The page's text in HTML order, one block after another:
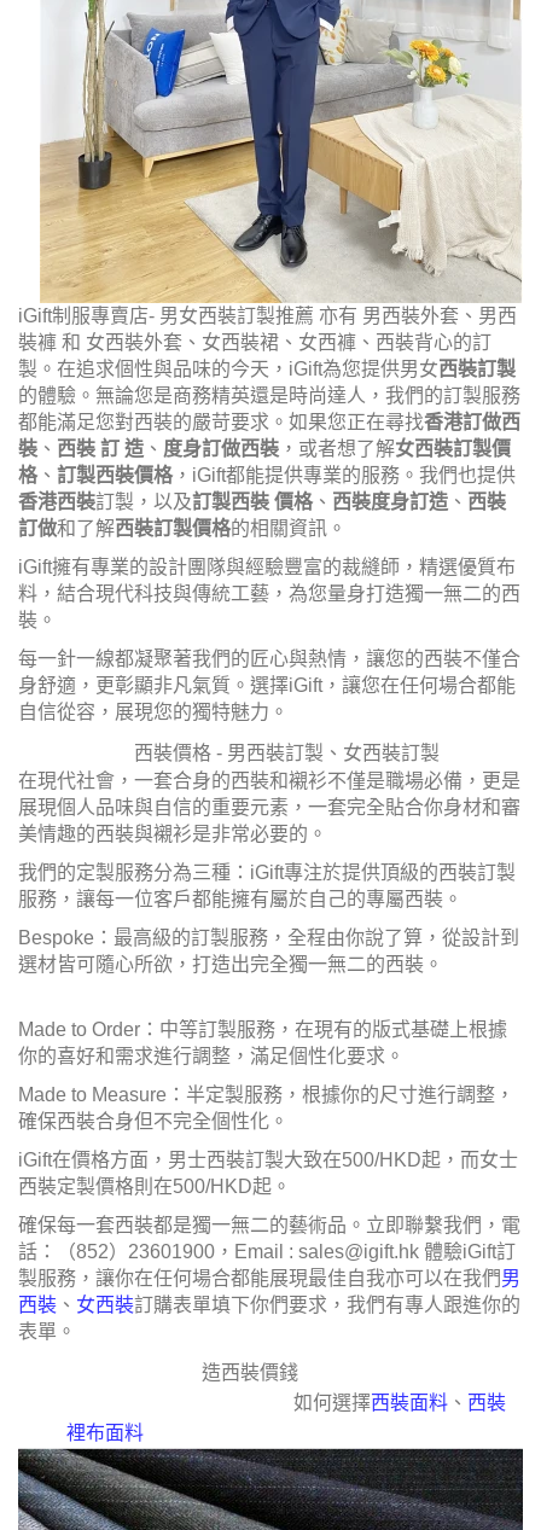
iGift制服專賣店- 男女西裝訂製推薦 亦有 男西裝外套、男西
裝褲 和 女西裝外套、女西裝裙、女西褲、西裝背心的訂
製。在追求個性與品味的今天，iGift為您提供男女西裝訂製
的體驗。無論您是商務精英還是時尚達人，我們的訂製服務
都能滿足您對西裝的嚴苛要求。如果您正在尋找香港訂做西
裝 、 西裝 訂 造 、 度身訂做西裝 ，或者想了解女西裝訂製價
格 、 訂製西裝價格 ，iGift都能提供專業的服務。我們也提供
香港西裝訂製，以及訂製西裝 價格 、 西裝度身訂造 、 西裝
訂做和了解西裝訂製價格的相關資訊。
iGift擁有專業的設計團隊與經驗豐富的裁縫師，精選優質布
料，結合現代科技與傳統工藝，為您量身打造獨一無二的西
裝。
每一針一線都凝聚著我們的匠心與熱情，讓您的西裝不僅合
身舒適，更彰顯非凡氣質。選擇iGift，讓您在任何場合都能
自信從容，展現您的獨特魅力。
西裝價格 - 男西裝訂製、女西裝訂製
在現代社會，一套合身的西裝和襯衫不僅是職場必備，更是
展現個人品味與自信的重要元素，一套完全貼合你身材和審
美情趣的西裝與襯衫是非常必要的。
我們的定製服務分為三種：iGift專注於提供頂級的西裝訂製
服務，讓每一位客戶都能擁有屬於自己的專屬西裝。
Bespoke：最高級的訂製服務，全程由你說了算，從設計到
選材皆可隨心所欲，打造出完全獨一無二的西裝。
Made to Order：中等訂製服務，在現有的版式基礎上根據
你的喜好和需求進行調整，滿足個性化要求。
Made to Measure：半定製服務，根據你的尺寸進行調整，
確保西裝合身但不完全個性化。
iGift在價格方面，男士西裝訂製大致在500/HKD起，而女士
西裝定製價格則在500/HKD起。
確保每一套西裝都是獨一無二的藝術品。立即聯繫我們，電
話：（852）23601900，Email : sales@igift.hk 體驗iGift訂
製服務，讓你在任何場合都能展現最佳自我亦可以在我們男
西裝 、 女西裝訂購表單填下你們要求，我們有專人跟進你的
表單。
造西裝價錢
如何選擇西裝面料 、 西裝
裡布面料